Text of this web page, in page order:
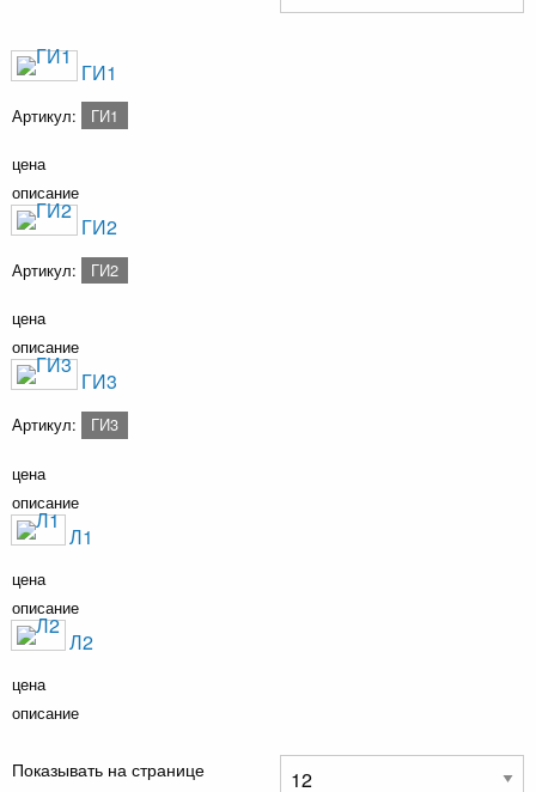
ГИ1
Артикул: ГИ1
цена
описание
ГИ2
Артикул: ГИ2
цена
описание
ГИ3
Артикул: ГИ3
цена
описание
Л1
цена
описание
Л2
цена
описание
Показывать на странице